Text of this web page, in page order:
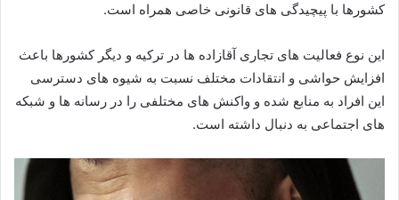
کشورها با پیچیدگی های قانونی خاصی همراه است.
این نوع فعالیت‌ های تجاری آقازاده ها در ترکیه و دیگر کشورها باعث
افزایش حواشی و انتقادات مختلف نسبت به شیوه‌ های دسترسی
این افراد به منابع شده و واکنش‌ های مختلفی را در رسانه‌ ها و شبکه‌
های اجتماعی به دنبال داشته است.